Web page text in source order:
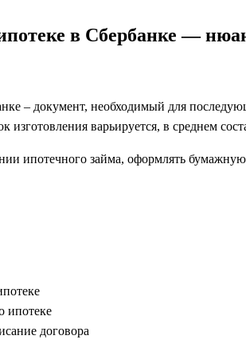
в Сбербанке —
– документ, необходимый для
варьируется, в среднем
ипотечного займа, оформлять
ипотеке
договора